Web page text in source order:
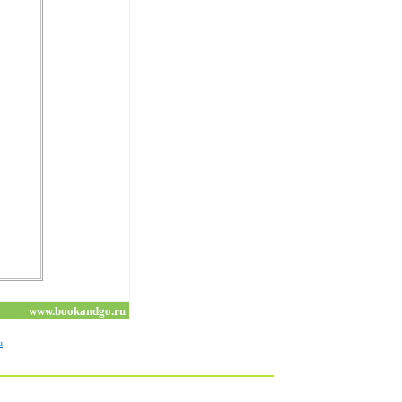
www.bookandgo.ru